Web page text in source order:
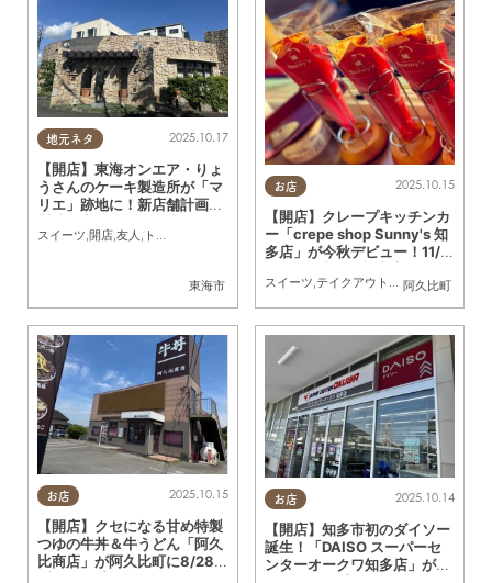
地元ネタ
東海市
2025.10.17
【開店】東海オンエア・りょ
うさんのケーキ製造所が「マ
リエ」跡地に！新店舗計画＆
製造拠点を動画で発表
スイーツ,開店,友人 , トレンド
お店
阿久比町
2025.10.15
【開店】クレープキッチンカ
ー「crepe shop Sunny's 知
多店」が今秋デビュー！11/2
スイーツ,テイクアウト ,キッチンカー
お店 2025.10.15
【開店】クセになる甘め特製
つゆの牛丼＆牛うどん「阿久
比商店」が阿久比町に8/28
お店 2025.10.14
【開店】知多市初のダイソー
誕生！「DAISO スーパーセ
ンターオークワ知多店」が9/